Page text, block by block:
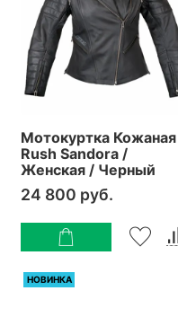
Мотокуртка Кожаная
Rush Sandora /
Женская / Черный
24 800 руб.
НОВИНКА